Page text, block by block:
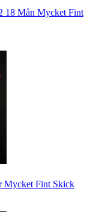
18 Mån Mycket Fint
Mycket Fint Skick